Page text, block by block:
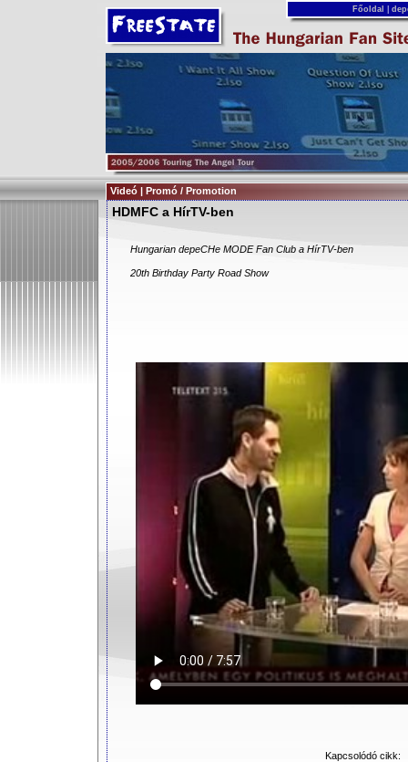
Főoldal
Videó | Promó / Promotion
HDMFC a HírTV-ben
Hungarian depeCHe MODE Fan Club a HírTV-ben
20th Birthday Party Road Show
Kapcsolódó cikk: